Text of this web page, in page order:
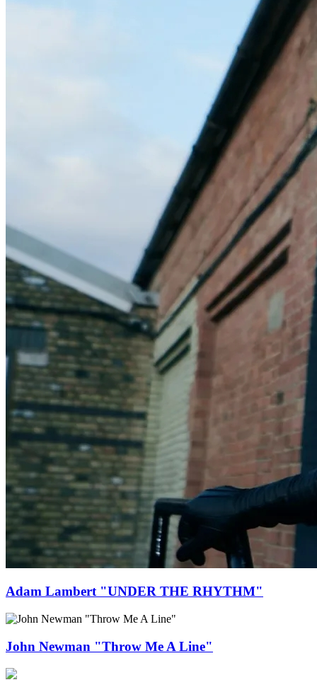
Adam Lambert "UNDER THE RHYTHM"
John Newman "Throw Me A Line"